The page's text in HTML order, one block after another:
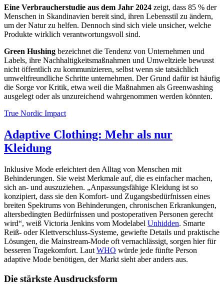
Eine Verbraucherstudie aus dem Jahr 2024 zeigt, dass 85 % der
Menschen in Skandinavien bereit sind, ihren Lebensstil zu ändern,
um der Natur zu helfen. Dennoch sind sich viele unsicher, welche
Produkte wirklich verantwortungsvoll sind.
Green Hushing bezeichnet die Tendenz von Unternehmen und
Labels, ihre Nachhaltigkeitsmaßnahmen und Umweltziele bewusst
nicht öffentlich zu kommunizieren, selbst wenn sie tatsächlich
umweltfreundliche Schritte unternehmen. Der Grund dafür ist häufig
die Sorge vor Kritik, etwa weil die Maßnahmen als Greenwashing
ausgelegt oder als unzureichend wahrgenommen werden könnten.
True Nordic Impact
Adaptive Clothing: Mehr als nur
Kleidung
Inklusive Mode erleichtert den Alltag von Menschen mit
Behinderungen. Sie weist Merkmale auf, die es einfacher machen,
sich an- und auszuziehen. „Anpassungsfähige Kleidung ist so
konzipiert, dass sie den Komfort- und Zugangsbedürfnissen eines
breiten Spektrums von Behinderungen, chronischen Erkrankungen,
altersbedingten Bedürfnissen und postoperativen Personen gerecht
wird“, weiß Victoria Jenkins vom Modelabel Unhidden. Smarte
Reiß- oder Klettverschluss-Systeme, gewiefte Details und praktische
Lösungen, die Mainstream-Mode oft vernachlässigt, sorgen hier für
besseren Tragekomfort. Laut WHO würde jede fünfte Person
adaptive Mode benötigen, der Markt sieht aber anders aus.
Die stärkste Ausdrucksform